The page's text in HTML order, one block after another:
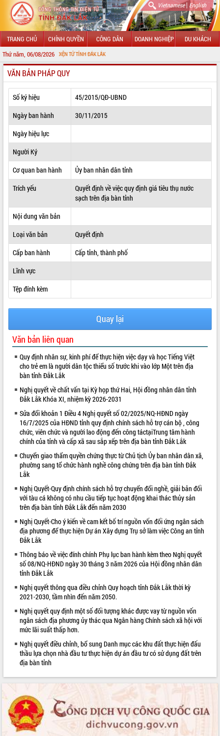
Vietnamese| English
TRANG CHỦ CHÍNH QUYỀN CÔNG DÂN DOANH NGHIỆP DU KHÁCH
Thứ năm, 06/08/2026
THÔNG TIN ĐIỆN TỬ TỈNH ĐẮK LẮK
GIỚI THIỆU
LÃNH ĐẠO UBND TỈNH
TIN TỨC SỰ KIỆN
SỞ, BAN, NGÀNH
UBND CÁC XÃ, PHƯỜNG
THÔNG TIN CHỈ ĐẠO ĐIỀU HÀNH
HỆ THỐNG VĂN BẢN
VĂN BẢN HĐND TỈNH
ĐIỂM TIN VĂN BẢN
QUY HOẠCH - KẾ HOẠCH
VIDEO
Bí thư Tỉnh ủy Lương Nguyễn Minh
Triết thăm, tặng quà người có công với
cách mạng
Rà soát, hoàn thiện hệ thống thiết chế
văn hóa, thể thao đáp ứng yêu cầu
Thường trực HĐND tỉnh Đắk Lắk gặp
mặt Đoàn chuyên gia y tế TP. Hồ Chí
Minh
Lễ truy điệu và an táng hài cốt liệt sĩ
tại Nghĩa trang Liệt sĩ xã Sơn Hòa
Bàn giải pháp tháo gỡ khó khăn trong
xuất khẩu sầu riêng và triển khai quy
Thứ trưởng Bộ Nông nghiệp và Môi
trường Nguyễn Hoàng Hiệp khảo sát
vùng trồng và doanh nghiệp đóng gói
sầu riêng tại Đắk Lắk
ALBUM ẢNH
LIÊN KẾT WEB
VĂN BẢN PHÁP QUY
Số ký hiệu
45/2015/QĐ-UBND
Ngày ban hành
30/11/2015
Ngày hiệu lực
Người Ký
Cơ quan ban hành
Ủy ban nhân dân tỉnh
Trích yếu
Quyết định về việc quy định giá tiêu thụ nước
sạch trên địa bàn tỉnh
Nội dung văn bản
Loại văn bản
Quyết định
Cấp ban hành
Cấp tỉnh, thành phố
Lĩnh vực
Tệp đính kèm
Quay lại
Văn bản liên quan
Quy định nhân sự, kinh phí để thực hiện việc dạy và học Tiếng Việt
cho trẻ em là người dân tộc thiểu số trước khi vào lớp Một trên địa
bàn tỉnh Đắk Lắk
Nghị quyết về chất vấn tại Kỳ họp thứ Hai, Hội đồng nhân dân tỉnh
Đắk Lắk Khóa XI, nhiệm kỳ 2026-2031
Sửa đổi khoản 1 Điều 4 Nghị quyết số 02/2025/NQ-HĐND ngày
16/7/2025 của HĐND tỉnh quy định chính sách hỗ trợ cán bộ , công
chức, viên chức và người lao động đến công táctạiTrung tâm hành
chính của tỉnh và cấp xã sau sắp xếp trên địa bàn tỉnh Đắk Lắk
Chuyển giao thẩm quyền chứng thực từ Chủ tịch Ủy ban nhân dân xã,
phường sang tổ chức hành nghề công chứng trên địa bàn tỉnh Đắk
Lắk
Nghị Quyết-Quy định chính sách hỗ trợ chuyển đổi nghề, giải bản đối
với tàu cá không có nhu cầu tiếp tục hoạt động khai thác thủy sản
trên địa bàn tỉnh Đắk Lắk đến năm 2030
Nghị Quyết-Cho ý kiến về cam kết bố trí nguồn vốn đối ứng ngân sách
địa phương để thực hiện Dự án Xây dựng Trụ sở làm việc Công an tỉnh
Đắk Lắk
Thông báo về việc đính chính Phụ lục ban hành kèm theo Nghị quyết
số 08/NQ-HĐND ngày 30 tháng 3 năm 2026 của Hội đồng nhân dân
tỉnh Đắk Lắk
Nghị quyết thông qua điều chỉnh Quy hoạch tỉnh Đắk Lắk thời kỳ
2021-2030, tầm nhìn đến năm 2050.
Nghị quyết quy định một số đối tượng khác được vay từ nguồn vốn
ngân sách địa phương ủy thác qua Ngân hàng Chính sách xã hội với
mức lãi suất thấp hơn.
Nghị quyết điều chỉnh, bổ sung Danh mục các khu đất thực hiện đấu
thầu lựa chọn nhà đầu tư thực hiện dự án đầu tư có sử dụng đất trên
địa bàn tỉnh